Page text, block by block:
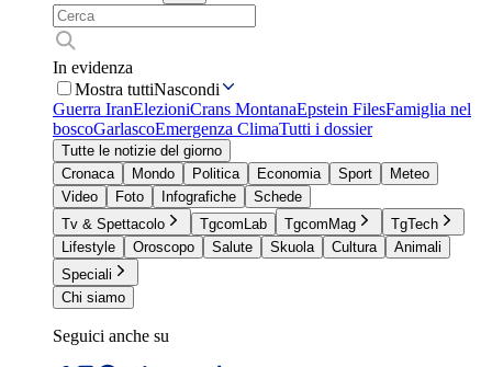
In evidenza
Mostra tuttiNascondi
Guerra IranElezioniCrans MontanaEpstein FilesFamiglia nel
boscoGarlascoEmergenza ClimaTutti i dossier
Tutte le notizie del giorno
Cronaca
Mondo Politica Economia Sport
Meteo
Video
Foto Infografiche
Schede
Tv & Spettacolo
TgcomLab TgcomMag
TgTech
Lifestyle
Oroscopo Salute Skuola Cultura
Animali
Speciali
Chi siamo
Seguici anche su